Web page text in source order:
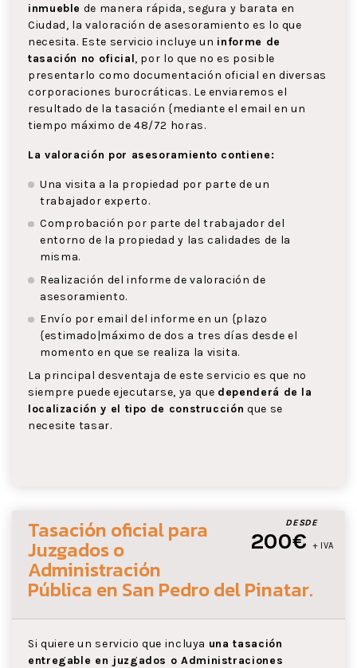
inmueble de manera rápida, segura y barata en
Ciudad, la valoración de asesoramiento es lo que
necesita. Este servicio incluye un informe de
tasación no oficial, por lo que no es posible
presentarlo como documentación oficial en diversas
corporaciones burocráticas. Le enviaremos el
resultado de la tasación {mediante el email en un
tiempo máximo de 48/72 horas.
La valoración por asesoramiento contiene:
Una visita a la propiedad por parte de un
trabajador experto.
Comprobación por parte del trabajador del
entorno de la propiedad y las calidades de la
misma.
Realización del informe de valoración de
asesoramiento.
Envío por email del informe en un {plazo
{estimado|máximo de dos a tres días desde el
momento en que se realiza la visita.
La principal desventaja de este servicio es que no
siempre puede ejecutarse, ya que dependerá de la
localización y el tipo de construcción que se
necesite tasar.
DESDE
200€ + IVA
Tasación oficial para
Juzgados o
Administración
Pública en San Pedro del Pinatar.
Si quiere un servicio que incluya una tasación
entregable en juzgados o Administraciones